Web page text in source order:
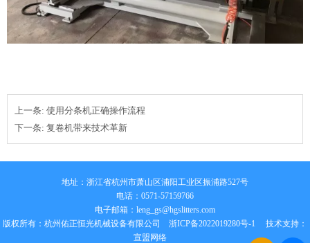
上一条: 使用分条机正确操作流程
下一条: 复卷机带来技术革新
地址：浙江省杭州市萧山区浦阳工业区振浦路527号
电话：0571-57159766
电子邮箱： leng_gs@hgslitters.com
版权所有：杭州佑正恒光机械设备有限公司 浙ICP备2022019280号-1 技术支持：
宣盟网络